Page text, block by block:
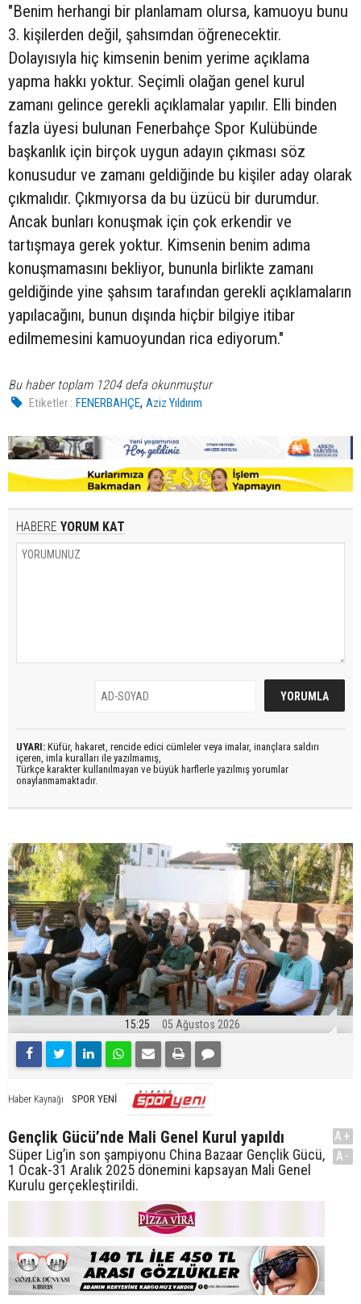
"Benim herhangi bir planlamam olursa, kamuoyu bunu
3. kişilerden değil, şahsımdan öğrenecektir.
Dolayısıyla hiç kimsenin benim yerime açıklama
yapma hakkı yoktur. Seçimli olağan genel kurul
zamanı gelince gerekli açıklamalar yapılır. Elli binden
fazla üyesi bulunan Fenerbahçe Spor Kulübünde
başkanlık için birçok uygun adayın çıkması söz
konusudur ve zamanı geldiğinde bu kişiler aday olarak
çıkmalıdır. Çıkmıyorsa da bu üzücü bir durumdur.
Ancak bunları konuşmak için çok erkendir ve
tartışmaya gerek yoktur. Kimsenin benim adıma
konuşmamasını bekliyor, bununla birlikte zamanı
geldiğinde yine şahsım tarafından gerekli açıklamaların
yapılacağını, bunun dışında hiçbir bilgiye itibar
edilmemesini kamuoyundan rica ediyorum."
Bu haber toplam 1204 defa okunmuştur
Etiketler : FENERBAHÇE,Aziz Yıldırım
HABERE YORUM KAT
UYARI: Küfür, hakaret, rencide edici cümleler veya imalar, inançlara saldırı
içeren, imla kuralları ile yazılmamış,
Türkçe karakter kullanılmayan ve büyük harflerle yazılmış yorumlar
onaylanmamaktadır.
15:25 05 Ağustos 2026
Haber Kaynağı SPOR YENİ
Gençlik Gücü’nde Mali Genel Kurul yapıldı
Süper Lig’in son şampiyonu China Bazaar Gençlik Gücü,
1 Ocak-31 Aralık 2025 dönemini kapsayan Mali Genel
Kurulu gerçekleştirildi.
A+
A-